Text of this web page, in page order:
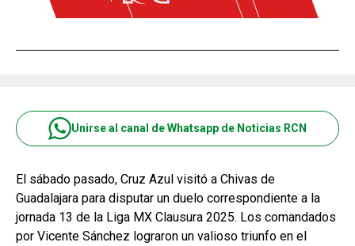
Unirse al canal de Whatsapp de Noticias RCN
El sábado pasado, Cruz Azul visitó a Chivas de
Guadalajara para disputar un duelo correspondiente a la
jornada 13 de la Liga MX Clausura 2025. Los comandados
por Vicente Sánchez lograron un valioso triunfo en el